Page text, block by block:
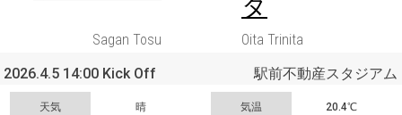
タ
Sagan Tosu
Oita Trinita
2026.4.5 14:00 Kick Off
駅前不動産スタジアム
天気 晴 気温 20.4℃